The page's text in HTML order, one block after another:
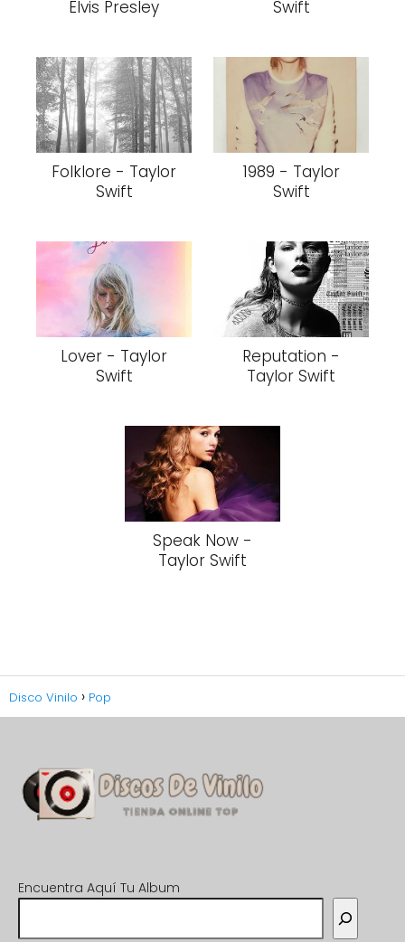
Elvis Presley
Swift
Folklore - Taylor
Swift
1989 - Taylor
Swift
Lover - Taylor
Swift
Reputation -
Taylor Swift
Speak Now -
Taylor Swift
Disco Vinilo Pop
Encuentra Aquí Tu Album